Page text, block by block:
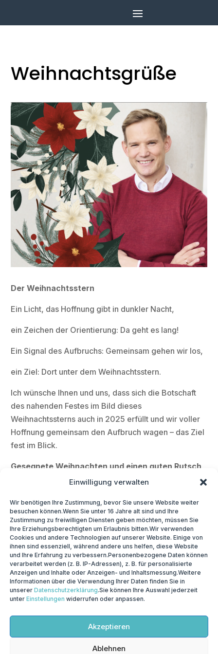
Einwilligung verwalten
Wir benötigen Ihre Zustimmung, bevor Sie unsere Website weiter
besuchen können.Wenn Sie unter 16 Jahre alt sind und Ihre
Zustimmung zu freiwilligen Diensten geben möchten, müssen Sie
Ihre Erziehungsberechtigten um Erlaubnis bitten.Wir verwenden
Cookies und andere Technologien auf unserer Website. Einige von
ihnen sind essenziell, während andere uns helfen, diese Website
und Ihre Erfahrung zu verbessern.Personenbezogene Daten können
verarbeitet werden (z. B. IP-Adressen), z. B. für personalisierte
Anzeigen und Inhalte oder Anzeigen- und Inhaltsmessung.Weitere
Informationen über die Verwendung Ihrer Daten finden Sie in
unserer Datenschutzerklärung.Sie können Ihre Auswahl jederzeit
unter Einstellungen widerrufen oder anpassen.
Akzeptieren
Ablehnen
Weihnachtsgrüße
Der Weihnachtsstern
Ein Licht, das Hoffnung gibt in dunkler Nacht,
ein Zeichen der Orientierung: Da geht es lang!
Ein Signal des Aufbruchs: Gemeinsam gehen wir los,
ein Ziel: Dort unter dem Weihnachtsstern.
Ich wünsche Ihnen und uns, dass sich die Botschaft
des nahenden Festes im Bild dieses
Weihnachtssterns auch in 2025 erfüllt und wir voller
Hoffnung gemeinsam den Aufbruch wagen – das Ziel
fest im Blick.
Gesegnete Weihnachten und einen guten Rutsch
in ein gesundes Neues Jahr!
Herzlich,
Ihr
Hendrik Streeck
| Webdesign by
Webauftritt-Bonn